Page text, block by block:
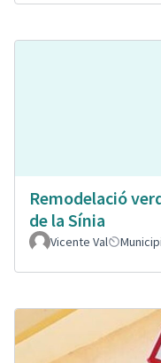
Remodelació
de la Sínia
Vicente Val Municipi